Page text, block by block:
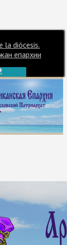
la diócesis.
епархии